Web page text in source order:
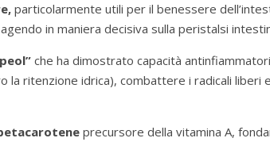
particolarmente utili per il benessere
in maniera decisiva sulla peristalsi
che ha dimostrato capacità
ritenzione idrica), combattere i radicali liberi
precursore della vitamina A,